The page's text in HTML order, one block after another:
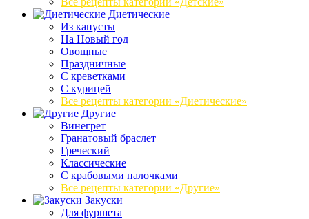
Диетические
Из капусты
На Новый год
Овощные
Праздничные
С креветками
С курицей
Все рецепты категории «Диетические»
Другие
Винегрет
Гранатовый браслет
Греческий
Классические
С крабовыми палочками
Все рецепты категории «Другие»
Закуски
Для фуршета